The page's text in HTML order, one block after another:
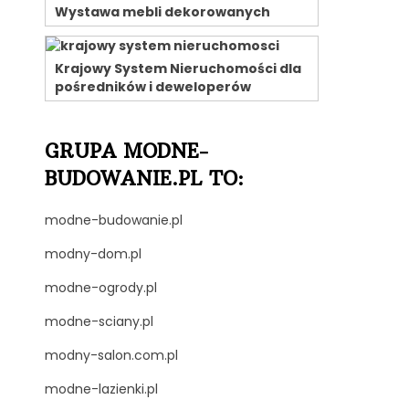
Wystawa mebli dekorowanych
Krajowy System Nieruchomości dla
pośredników i deweloperów
GRUPA MODNE-
BUDOWANIE.PL TO:
modne-budowanie.pl
modny-dom.pl
modne-ogrody.pl
modne-sciany.pl
modny-salon.com.pl
modne-lazienki.pl